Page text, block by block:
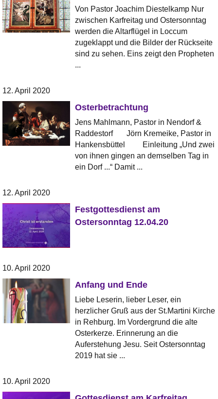
Von Pastor Joachim Diestelkamp Nur
zwischen Karfreitag und Ostersonntag
werden die Altarflügel in Loccum
zugeklappt und die Bilder der Rückseite
sind zu sehen. Eins zeigt den Propheten
...
12. April 2020
Osterbetrachtung
Jens Mahlmann, Pastor in Nendorf &
Raddestorf Jörn Kremeike, Pastor in
Hankensbüttel Einleitung „Und zwei
von ihnen gingen an demselben Tag in
ein Dorf ...“ Damit ...
12. April 2020
Festgottesdienst am
Ostersonntag 12.04.20
10. April 2020
Anfang und Ende
Liebe Leserin, lieber Leser, ein
herzlicher Gruß aus der St.Martini Kirche
in Rehburg. Im Vordergrund die alte
Osterkerze. Erinnerung an die
Auferstehung Jesu. Seit Ostersonntag
2019 hat sie ...
10. April 2020